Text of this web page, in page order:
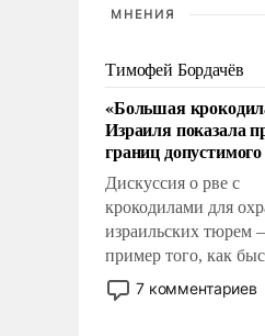
МНЕНИЯ
Тимофей Бордачёв
«Большая
Израиля показала
границ допустимого
Дискуссия о рве с
крокодилами для
израильских тюрем
пример того, как
двигаемся по пути
революционных
7 комментариев